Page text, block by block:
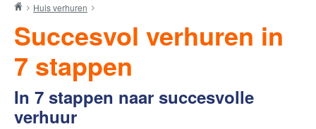
Ons aanbod
Woningzoekers
Onze makelaars
Onze expertises
Huis verkopen
Huis verhuren
Succesvol verhuren in
7 stappen
In 7 stappen naar succesvolle
verhuur